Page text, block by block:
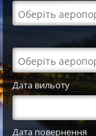
Дата вильоту
Дата повернення